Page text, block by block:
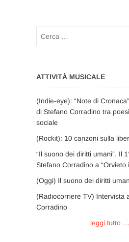
ATTIVITÀ MUSICALE
(Indie-eye): “Note di
di Stefano Corradino tra
sociale
(Rockit): 10 canzoni sulla
“Il suono dei diritti umani”. Il
Stefano Corradino a “Orvieto
(Oggi) Il suono dei diritti
(Radiocorriere TV) Intervista
Corradino
leggi tutto …